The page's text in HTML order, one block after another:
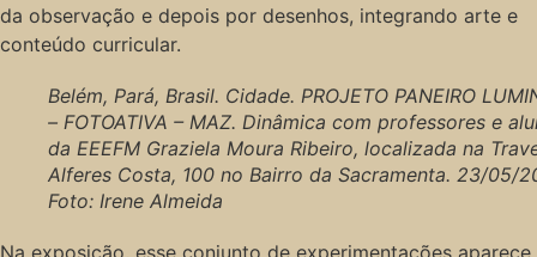
da observação e depois por desenhos, integrando arte e
conteúdo curricular.
Belém, Pará, Brasil. Cidade. PROJETO PANEIRO
– FOTOATIVA – MAZ. Dinâmica com professores e
da EEEFM Graziela Moura Ribeiro, localizada na
Alferes Costa, 100 no Bairro da Sacramenta. 23/05/
Foto: Irene Almeida
Na exposição, esse conjunto de experimentações aparece